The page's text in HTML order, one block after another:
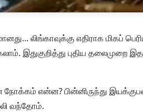
லிங்காவுக்கு எதிராக மிகப்
இதுகுறித்து புதிய தலைமுறை
நோக்கம் என்ன? பின்னிருந்து
வந்தோம்.